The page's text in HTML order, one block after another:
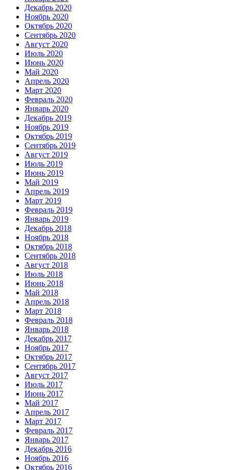
Декабрь 2020
Ноябрь 2020
Октябрь 2020
Сентябрь 2020
Август 2020
Июль 2020
Июнь 2020
Май 2020
Апрель 2020
Март 2020
Февраль 2020
Январь 2020
Декабрь 2019
Ноябрь 2019
Октябрь 2019
Сентябрь 2019
Август 2019
Июль 2019
Июнь 2019
Май 2019
Апрель 2019
Март 2019
Февраль 2019
Январь 2019
Декабрь 2018
Ноябрь 2018
Октябрь 2018
Сентябрь 2018
Август 2018
Июль 2018
Июнь 2018
Май 2018
Апрель 2018
Март 2018
Февраль 2018
Январь 2018
Декабрь 2017
Ноябрь 2017
Октябрь 2017
Сентябрь 2017
Август 2017
Июль 2017
Июнь 2017
Май 2017
Апрель 2017
Март 2017
Февраль 2017
Январь 2017
Декабрь 2016
Ноябрь 2016
Октябрь 2016